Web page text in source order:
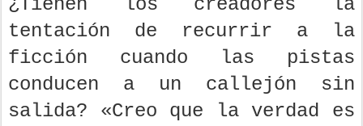
¿Tienen los creadores la
tentación de recurrir a la
ficción cuando las pistas
conducen a un callejón sin
salida? «Creo que la verdad es